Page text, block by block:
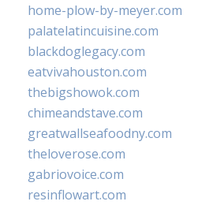
home-plow-by-meyer.com
palatelatincuisine.com
blackdoglegacy.com
eatvivahouston.com
thebigshowok.com
chimeandstave.com
greatwallseafoodny.com
theloverose.com
gabriovoice.com
resinflowart.com